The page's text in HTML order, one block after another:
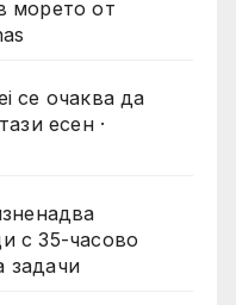
морето от
се очаква да
есен ·
с 35-часово
задачи